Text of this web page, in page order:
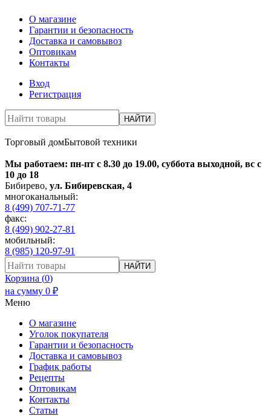
О магазине
Гарантии и безопасность
Доставка и самовывоз
Оптовикам
Контакты
Вход
Регистрация
НАЙТИ
Торговый домБытовой техники
Мы работаем: пн-пт с 8.30 до 19.00, суббота выходной, вс с
10 до 18
Бибирево, ул. Бибиревская, 4
многоканальный:
8 (499) 707-71-77
факс:
8 (499) 902-27-81
мобильный:
8 (985) 120-97-91
НАЙТИ
Корзина (0)
на сумму 0 ₽
Меню
О магазине
Уголок покупателя
Гарантии и безопасность
Доставка и самовывоз
График работы
Рецепты
Оптовикам
Контакты
Статьи